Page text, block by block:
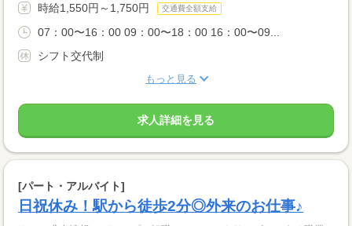
時給1,550円～1,750円 交通費全額支給
07：00〜16：00 09：00〜18：00 16：00〜09...
シフト交代制
もっと見る
求人詳細を見る
[パート・アルバイト]
日祝休み！駅から徒歩2分◎外来のお仕事♪